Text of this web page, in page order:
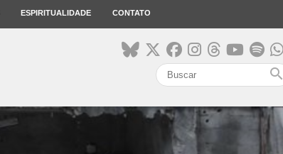
ESPIRITUALIDADE CONTATO
search